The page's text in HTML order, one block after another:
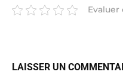
Evaluer
LAISSER UN